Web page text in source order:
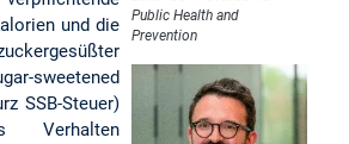
Public Health and
Prevention
und die
sweetened
SSB-Steuer)
Verhalten